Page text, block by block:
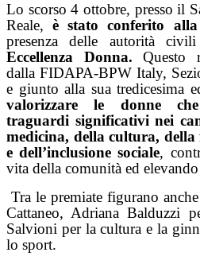
Lo scorso 4 ottobre, presso il
Reale,è stato conferito
presenza delle autorità
Eccellenza Donna. Questo
dalla FIDAPA-BPW Italy,
e giunto alla sua tredicesima
valorizzare le donne
traguardi significativi nei
medicina, della cultura,
e dell’inclusione sociale,
vita della comunità ed
Tra le premiate figurano
Cattaneo, Adriana Balduzzi
Salvioni per la cultura e la
lo sport.